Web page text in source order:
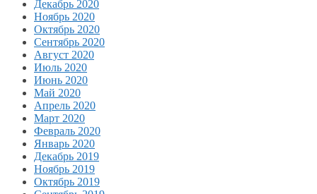
Декабрь 2020
Ноябрь 2020
Октябрь 2020
Сентябрь 2020
Август 2020
Июль 2020
Июнь 2020
Май 2020
Апрель 2020
Март 2020
Февраль 2020
Январь 2020
Декабрь 2019
Ноябрь 2019
Октябрь 2019